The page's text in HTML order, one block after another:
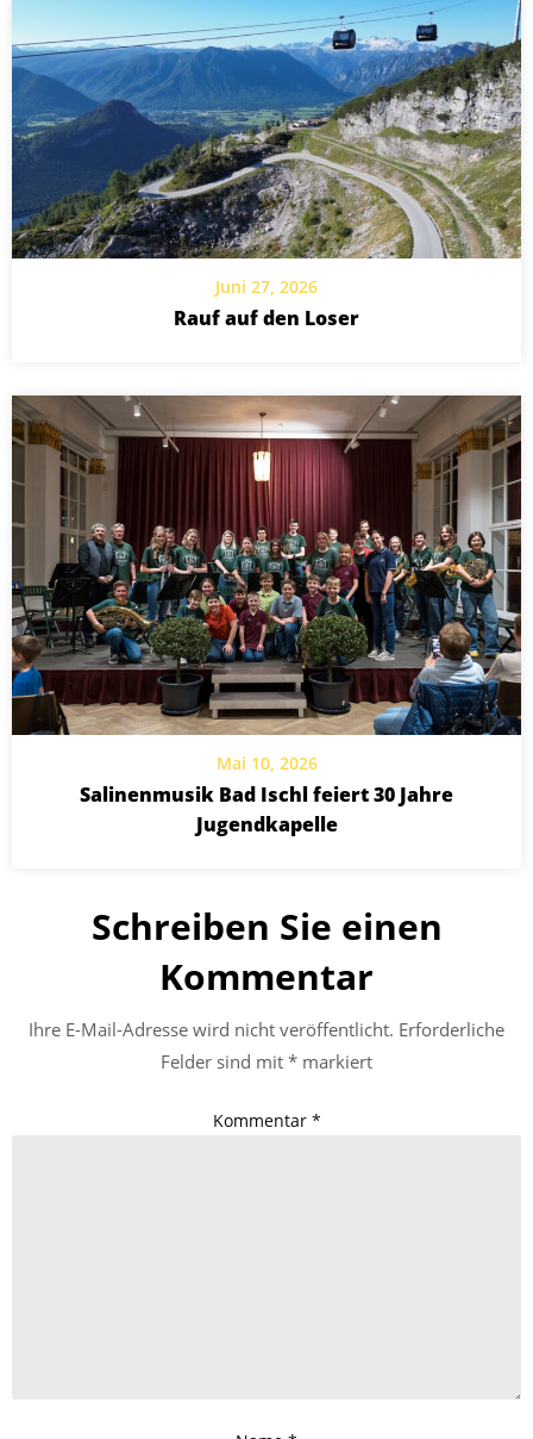
Juni 27, 2026
Rauf auf den Loser
Mai 10, 2026
Salinenmusik Bad Ischl feiert 30 Jahre
Jugendkapelle
Schreiben Sie einen
Kommentar
Ihre E-Mail-Adresse wird nicht veröffentlicht. Erforderliche
Felder sind mit * markiert
Kommentar *